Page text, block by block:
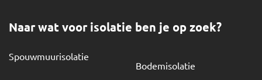
Naar wat voor isolatie ben je op zoek?
Spouwmuurisolatie
Bodemisolatie